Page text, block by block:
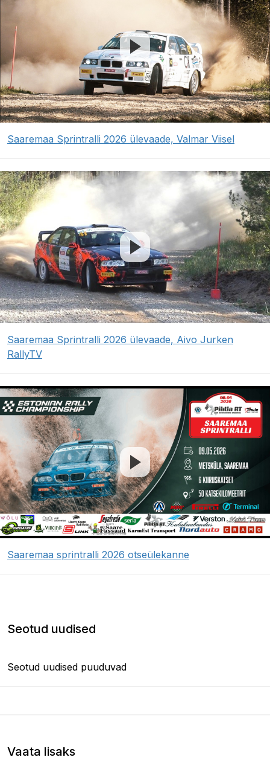
Saaremaa Sprintralli 2026 ülevaade, Valmar Viisel
Saaremaa Sprintralli 2026 ülevaade, Aivo Jurken
RallyTV
Saaremaa sprintralli 2026 otseülekanne
Seotud uudised
Seotud uudised puuduvad
Vaata lisaks